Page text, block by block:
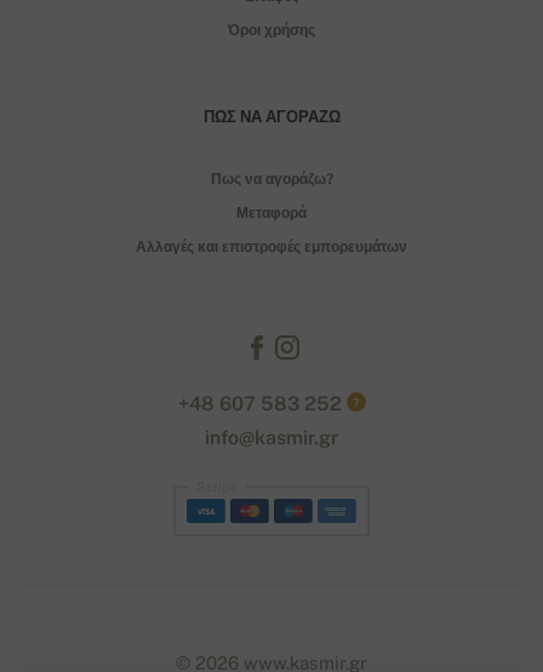
Όροι χρήσης
ΠΏΣ ΝΑ ΑΓΟΡΆΖΩ
Πως να αγοράζω?
Μεταφορά
Αλλαγές και επιστροφές εμπορευμάτων
+48 607 583 252 ?
info@kasmir.gr
© 2026 www.kasmir.gr